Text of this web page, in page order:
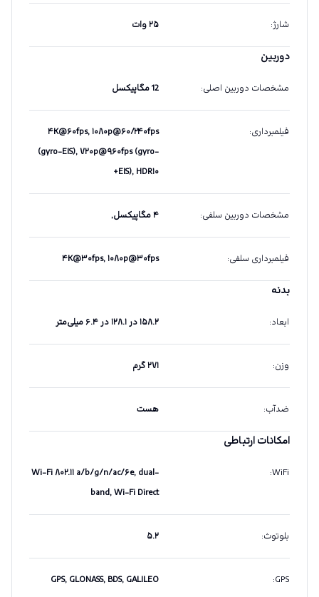
شارژ: ۲۵ وات
دوربین
مشخصات دوربین اصلی: 12 مگاپیکسل
فیلمبرداری:
۴K@۶۰fps, ۱۰۸۰p@۶۰/۲۴۰fps
(gyro-EIS), ۷۲۰p@۹۶۰fps (gyro-
EIS), HDR۱۰+
مشخصات دوربین سلفی: ۴ مگاپیکسل,
فیلمبرداری سلفی: ۴K@۳۰fps, ۱۰۸۰p@۳۰fps
بدنه
ابعاد: ۱۵۸.۲ در ۱۲۸.۱ در ۶.۴ میلی‌متر
وزن: ۲۷۱ گرم
ضدآب: هست
امکانات ارتباطی
WiFi
:
Wi-Fi ۸۰۲.۱۱ a/b/g/n/ac/۶e, dual-
band, Wi-Fi Direct
بلوتوث: ۵.۲
GPS
:
GPS, GLONASS, BDS, GALILEO